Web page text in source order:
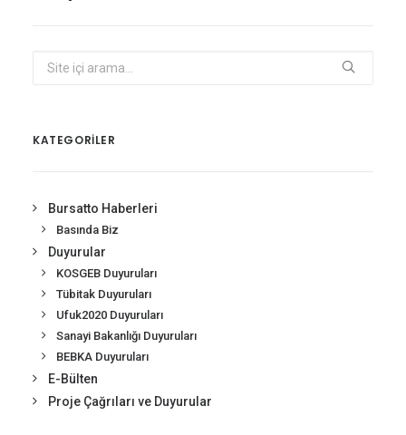
KATEGORİLER
Bursatto Haberleri
Basında Biz
Duyurular
KOSGEB Duyuruları
Tübitak Duyuruları
Ufuk2020 Duyuruları
Sanayi Bakanlığı Duyuruları
BEBKA Duyuruları
E-Bülten
Proje Çağrıları ve Duyurular